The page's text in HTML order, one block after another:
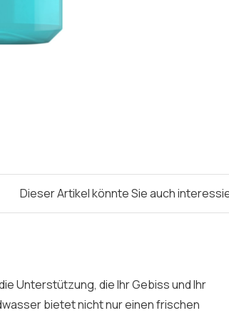
Dieser Artikel könnte Sie auch
Unterstützung, die Ihr Gebiss und Ihr
bietet nicht nur einen frischen